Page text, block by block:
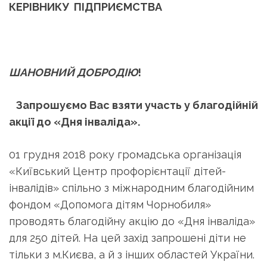
КЕРІВНИКУ ПІДПРИЄМСТВА
ШАНОВНИЙ ДОБРОДІЮ!
Запрошуємо Вас взяти участь у благодійній
акції до «Дня інваліда».
01 грудня 2018 року громадська організація
«Київський Центр профорієнтації дітей-
інвалідів» спільно з міжнародним благодійним
фондом «Допомога дітям Чорнобиля»
проводять благодійну акцію до «Дня інваліда»
для 250 дітей. На цей захід запрошені діти не
тільки з м.Києва, а й з інших областей України.